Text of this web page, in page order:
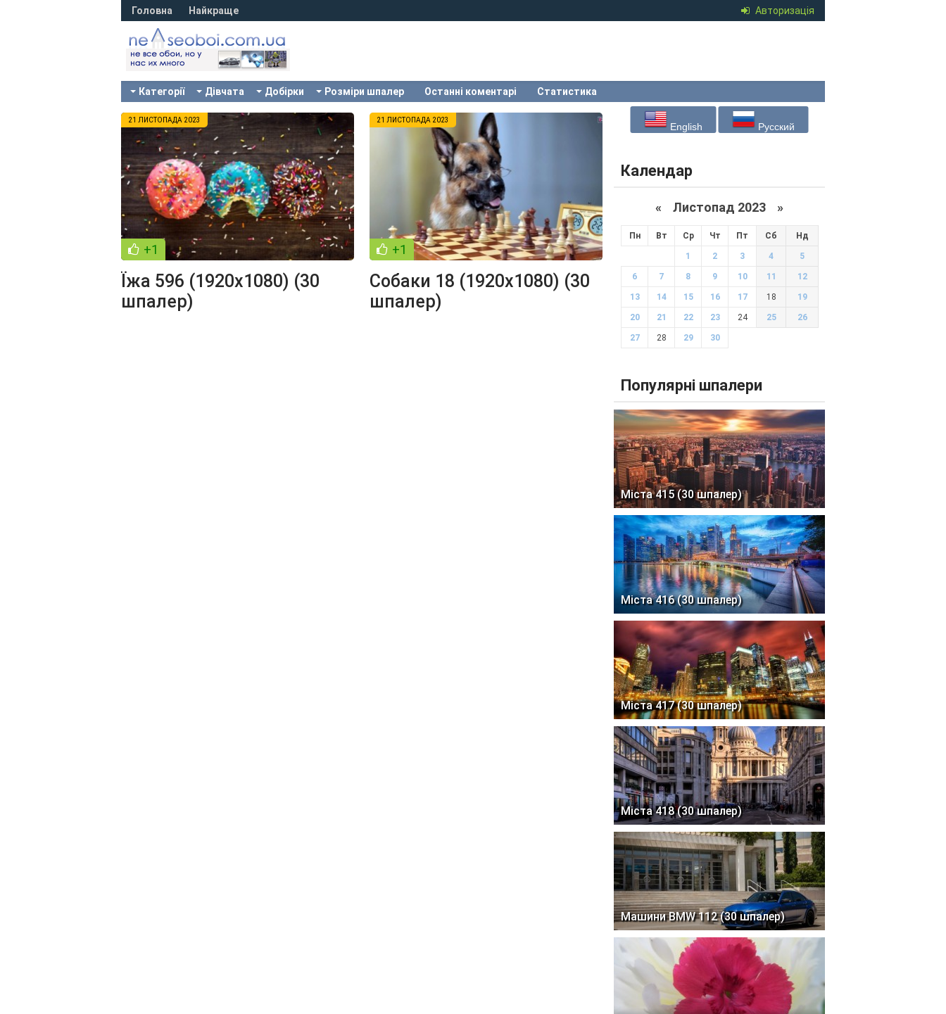
Авторизація
Головна Найкраще
Категорії Дівчата Добірки Розміри шпалер Останні коментарі Статистика
21 ЛИСТОПАДА 2023
+1
Їжа 596 (1920x1080) (30
шпалер)
21 ЛИСТОПАДА 2023
+1
Собаки 18 (1920x1080) (30
шпалер)
English Русский
Календар
« Листопад 2023 »
Пн Вт Ср Чт Пт Сб Нд
1 2 3 4 5
6 7 8 9 10 11 12
13 14 15 16 17 18 19
20 21 22 23 24 25 26
27 28 29 30
Популярні шпалери
Міста 415 (30 шпалер)
Міста 416 (30 шпалер)
Міста 417 (30 шпалер)
Міста 418 (30 шпалер)
Машини BMW 112 (30 шпалер)